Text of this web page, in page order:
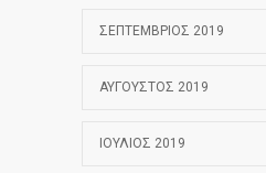
ΣΕΠΤΈΜΒΡΙΟΣ 2019
ΑΎΓΟΥΣΤΟΣ 2019
ΙΟΎΛΙΟΣ 2019